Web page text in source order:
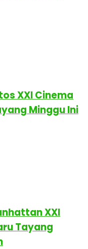
XXI Cinema
Minggu Ini
XXI
Tayang